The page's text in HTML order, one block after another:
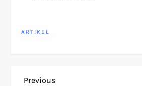
ARTIKEL
Previous
Previous